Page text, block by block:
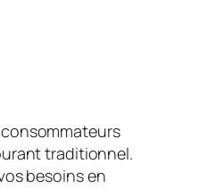
traditionnel.
besoins en